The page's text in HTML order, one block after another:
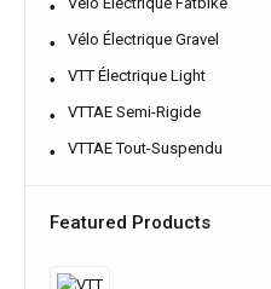
Vélo Électrique Gravel
VTT Électrique Light
VTTAE Semi-Rigide
VTTAE Tout-Suspendu
Featured Products